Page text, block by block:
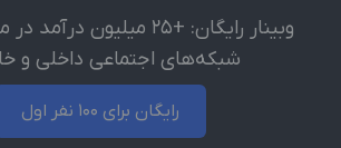
وبینار رایگان: +25 میلیون
شبکه‌های اجتماعی داخلی و
رایگان برای 100 نفر اول